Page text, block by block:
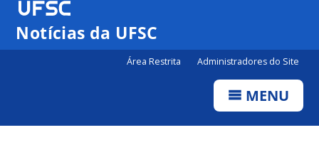
Notícias da UFSC
Área Restrita Administradores do Site
MENU